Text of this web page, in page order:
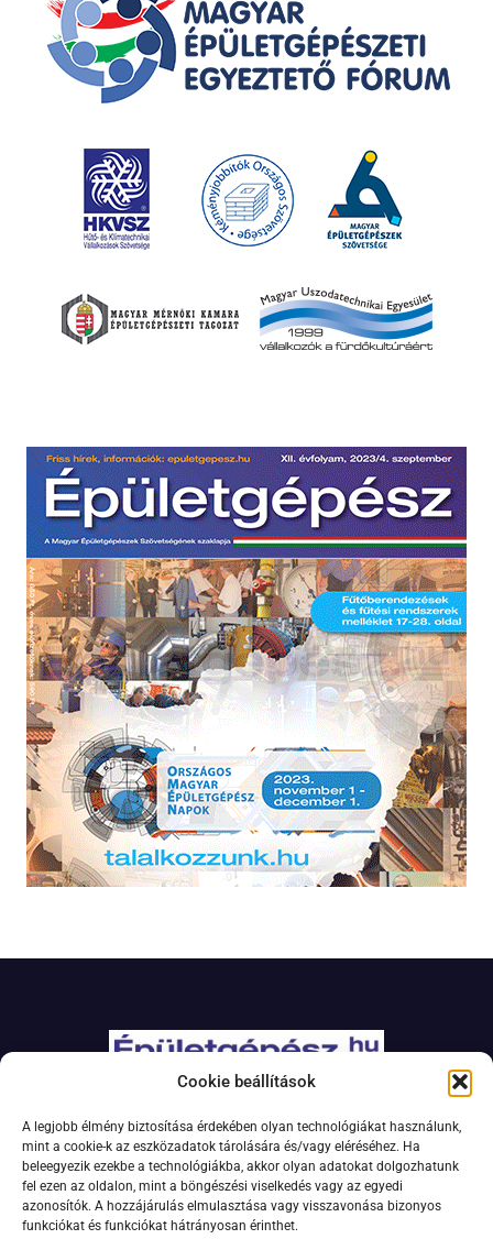
Cookie beállítások
A legjobb élmény biztosítása érdekében olyan technológiákat használunk,
mint a cookie-k az eszközadatok tárolására és/vagy eléréséhez. Ha
beleegyezik ezekbe a technológiákba, akkor olyan adatokat dolgozhatunk
fel ezen az oldalon, mint a böngészési viselkedés vagy az egyedi
azonosítók. A hozzájárulás elmulasztása vagy visszavonása bizonyos
funkciókat és funkciókat hátrányosan érinthet.
Adatkezelési szabályzat
Jogi nyilatkozat
Kapcsolat
Impresszum